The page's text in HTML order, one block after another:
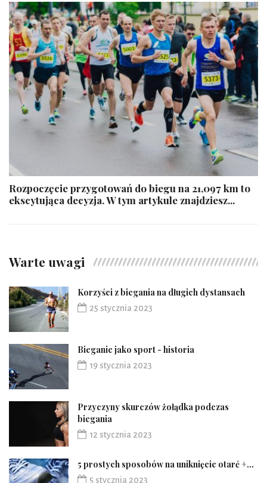
Rozpoczęcie przygotowań do biegu na 21,097 km to
ekscytująca decyzja. W tym artykule znajdziesz...
Warte uwagi
Korzyści z biegania na długich dystansach
25 stycznia 2023
Bieganie jako sport - historia
19 stycznia 2023
Przyczyny skurczów żołądka podczas
biegania
12 stycznia 2023
5 prostych sposobów na uniknięcie otarć +...
5 stycznia 2023